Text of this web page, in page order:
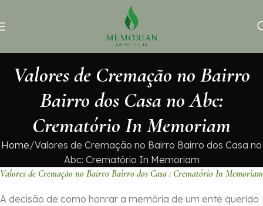
Valores de Cremação no Bairro
Bairro dos Casa no Abc:
Crematório In Memoriam
Home Valores de Cremação no Bairro Bairro dos Casa no
Abc: Crematório In Memoriam
Valores de Cremação no Bairro Bairro dos Casa : Crematório In Memoriam
A decisão de como honrar a memória de um ente querido